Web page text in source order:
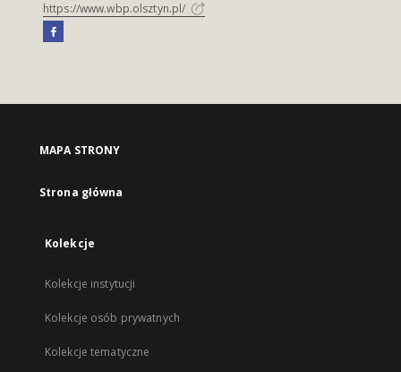
https://www.wbp.olsztyn.pl/
MAPA STRONY
Strona główna
Kolekcje
Kolekcje instytucji
Kolekcje osób prywatnych
Kolekcje tematyczne